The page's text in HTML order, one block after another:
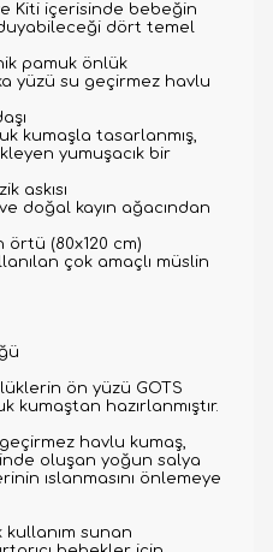
Kiti içerisinde bebeğin
dört temel
pamuk önlük
yüzü su geçirmez havlu
kumaşla tasarlanmış,
yumuşacık bir
askısı
doğal kayın ağacından
örtü (80x120 cm)
çok amaçlı müslin
ön yüzü GOTS
kumaştan hazırlanmıştır.
havlu kumaş,
oluşan yoğun salya
ıslanmasını önlemeye
sunan